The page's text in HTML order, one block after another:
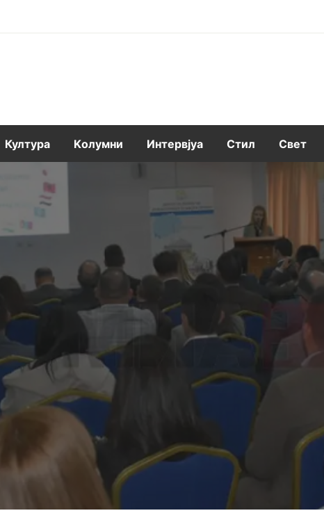
Култура Kолумни Интервјуа Стил Свет